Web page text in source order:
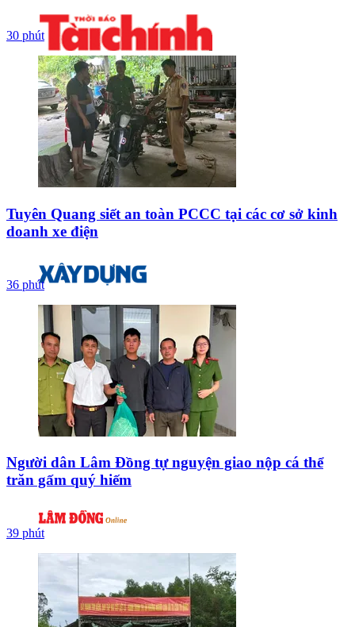
30 phút
Tuyên Quang siết an toàn PCCC tại các cơ sở kinh
doanh xe điện
36 phút
Người dân Lâm Đồng tự nguyện giao nộp cá thể
trăn gấm quý hiếm
39 phút